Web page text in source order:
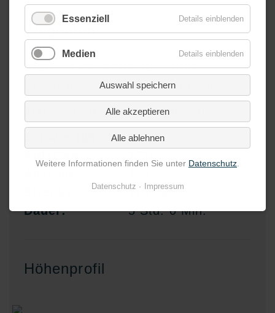
Wegdaten
Start:
Gaststätte zur Krone,
Dorfstraße 27, 37318 Rohrberg
Tankstelle Hohengandern
Schwierigkeit:
mittel
11,82km
Dauer:
5 Std. 0 Min.
Höhenprofil
Essenziell Details einblenden
Medien Details einblenden
Auswahl speichern
Alle akzeptieren
Alle ablehnen
Weitere Informationen finden Sie unter Datenschutz
Datenschutz Impressum